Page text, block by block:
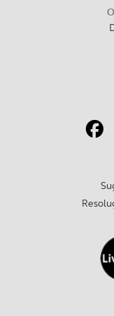
Realçamos que o
tecnologias